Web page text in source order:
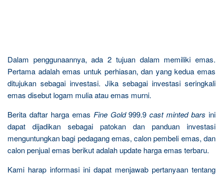
Dalam penggunaannya, ada 2 tujuan dalam memiliki emas.
Pertama adalah emas untuk perhiasan, dan yang kedua emas
ditujukan sebagai investasi. Jika sebagai investasi seringkali
emas disebut logam mulia atau emas murni.
Berita daftar harga emas Fine Gold999.9cast minted barsini
dapat dijadikan sebagai patokan dan panduan investasi
menguntungkan bagi pedagang emas, calon pembeli emas, dan
calon penjual emas berikut adalah update harga emas terbaru.
Kami harap informasi ini dapat menjawab pertanyaan tentang